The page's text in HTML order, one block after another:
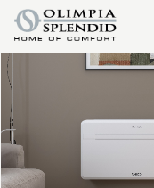
HOME
KLIMAATREGELING